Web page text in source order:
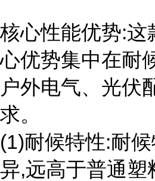
核心性能优势:这
心优势集中在耐
户外电气、光伏
求。
(1)耐候特性:耐
异,远高于普通塑